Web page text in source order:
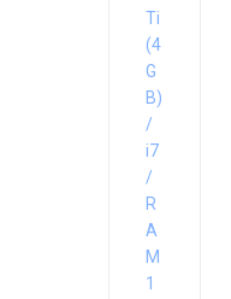
Ti
(4
G
B)
/
i7
/
R
A
M
1